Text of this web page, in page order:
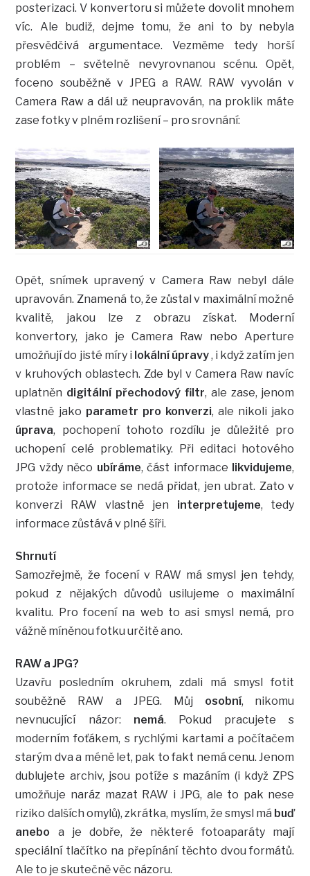
posterizaci. V konvertoru si můžete dovolit mnohem
víc. Ale budiž, dejme tomu, že ani to by nebyla
přesvědčivá argumentace. Vezměme tedy horší
problém – světelně nevyrovnanou scénu. Opět,
foceno souběžně v JPEG a RAW. RAW vyvolán v
Camera Raw a dál už neupravován, na proklik máte
zase fotky v plném rozlišení – pro srovnání:
Opět, snímek upravený v Camera Raw nebyl dále
upravován. Znamená to, že zůstal v maximální možné
kvalitě, jakou lze z obrazu získat. Moderní
konvertory, jako je Camera Raw nebo Aperture
umožňují do jisté míry i lokální úpravy, i když zatím jen
v kruhových oblastech. Zde byl v Camera Raw navíc
uplatněn digitální přechodový filtr, ale zase, jenom
vlastně jako parametr pro konverzi, ale nikoli jako
úprava, pochopení tohoto rozdílu je důležité pro
uchopení celé problematiky. Při editaci hotového
JPG vždy něco ubíráme, část informace likvidujeme,
protože informace se nedá přidat, jen ubrat. Zato v
konverzi RAW vlastně jen interpretujeme, tedy
informace zůstává v plné šíři.
Shrnutí
Samozřejmě, že focení v RAW má smysl jen tehdy,
pokud z nějakých důvodů usilujeme o maximální
kvalitu. Pro focení na web to asi smysl nemá, pro
vážně míněnou fotku určitě ano.
RAW a JPG?
Uzavřu posledním okruhem, zdali má smysl fotit
souběžně RAW a JPEG. Můj osobní, nikomu
nevnucující názor: nemá. Pokud pracujete s
moderním foťákem, s rychlými kartami a počítačem
starým dva a méně let, pak to fakt nemá cenu. Jenom
dublujete archiv, jsou potíže s mazáním (i když ZPS
umožňuje naráz mazat RAW i JPG, ale to pak nese
riziko dalších omylů), zkrátka, myslím, že smysl má buď
anebo a je dobře, že některé fotoaparáty mají
speciální tlačítko na přepínání těchto dvou formátů.
Ale to je skutečně věc názoru.